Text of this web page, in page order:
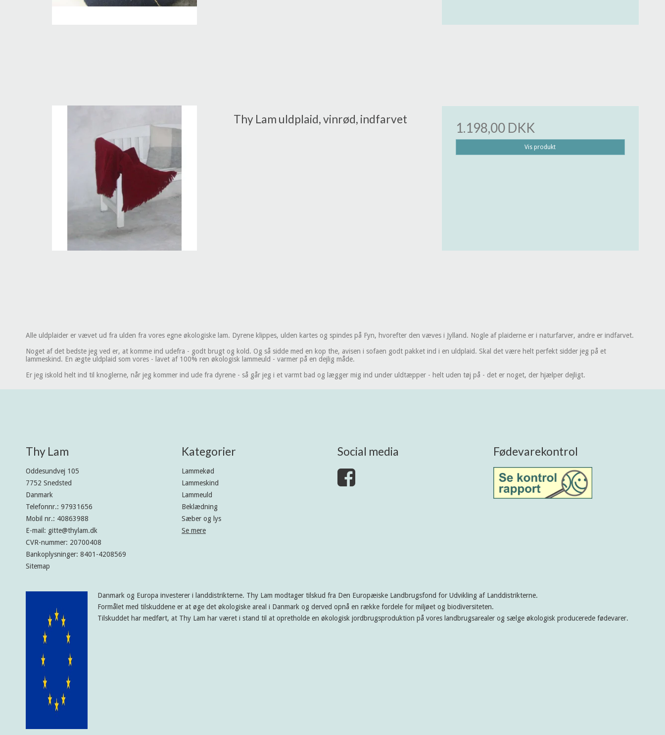
Thy Lam uldplaid, vinrød, indfarvet
1.198,00 DKK
Vis produkt
Alle uldplaider er vævet ud fra ulden fra vores egne økologiske lam. Dyrene klippes, ulden kartes og spindes på Fyn, hvorefter den væves i Jylland. Nogle af plaiderne er i naturfarver, andre er indfarvet.
Noget af det bedste jeg ved er, at komme ind udefra - godt brugt og kold. Og så sidde med en kop the, avisen i sofaen godt pakket ind i en uldplaid. Skal det være helt perfekt sidder jeg på et
lammeskind. En ægte uldplaid som vores - lavet af 100% ren økologisk lammeuld - varmer på en dejlig måde.
Er jeg iskold helt ind til knoglerne, når jeg kommer ind ude fra dyrene - så går jeg i et varmt bad og lægger mig ind under uldtæpper - helt uden tøj på - det er noget, der hjælper dejligt.
Thy Lam
Oddesundvej 105
7752 Snedsted
Danmark
Telefonnr.: 97931656
Mobil nr.: 40863988
E-mail: gitte@thylam.dk
CVR-nummer: 20700408
Bankoplysninger: 8401-4208569
Sitemap
Kategorier
Lammekød
Lammeskind
Lammeuld
Beklædning
Sæber og lys
Se mere
Social media Fødevarekontrol
Danmark og Europa investerer i landdistrikterne. Thy Lam modtager tilskud fra Den Europæiske Landbrugsfond for Udvikling af Landdistrikterne.
Formålet med tilskuddene er at øge det økologiske areal i Danmark og derved opnå en række fordele for miljøet og biodiversiteten.
Tilskuddet har medført, at Thy Lam har været i stand til at opretholde en økologisk jordbrugsproduktion på vores landbrugsarealer og sælge økologisk producerede fødevarer.